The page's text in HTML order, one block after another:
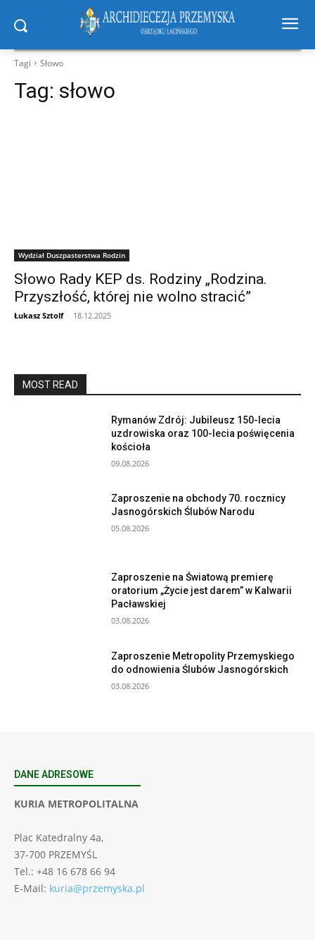
Tagi Słowo
Tag: słowo
Wydział Duszpasterstwa Rodzin
Słowo Rady KEP ds. Rodziny „Rodzina.
Przyszłość, której nie wolno stracić”
Łukasz Sztolf - 18.12.2025
MOST READ
Rymanów Zdrój: Jubileusz 150-lecia
uzdrowiska oraz 100-lecia poświęcenia
kościoła
09.08.2026
Zaproszenie na obchody 70. rocznicy
Jasnogórskich Ślubów Narodu
05.08.2026
Zaproszenie na Światową premierę
oratorium „Życie jest darem” w Kalwarii
Pacławskiej
03.08.2026
Zaproszenie Metropolity Przemyskiego
do odnowienia Ślubów Jasnogórskich
03.08.2026
DANE ADRESOWE
KURIA METROPOLITALNA
Plac Katedralny 4a,
37-700 PRZEMYŚL
Tel.: +48 16 678 66 94
E-Mail: kuria@przemyska.pl